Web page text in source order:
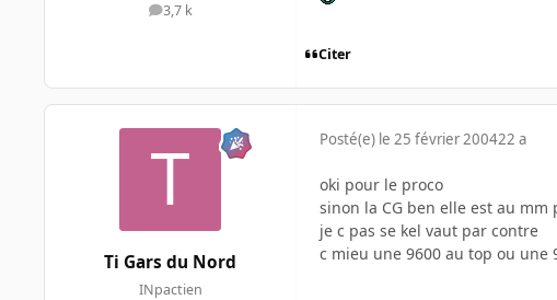
3,7 k
messages
Citer
Ti Gars du Nord
INpactien
Posté(e) le 25 février 200422 a
oki pour le proco
sinon la CG ben elle est au
je c pas se kel vaut par contre
c mieu une 9600 au top ou une